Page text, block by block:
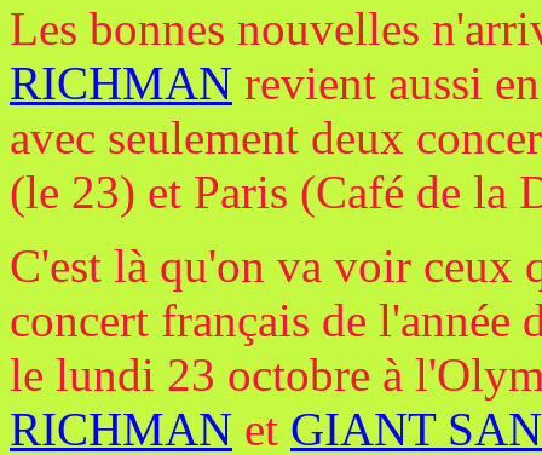
Les bonnes nouvelles
RICHMAN revient aussi
avec seulement deux
(le 23) et Paris (Café de la
C'est là qu'on va voir ceux
concert français de
le lundi 23 octobre à
RICHMAN et GIANT